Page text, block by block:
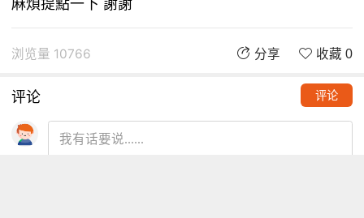
麻煩提點一下 謝謝
浏览量 10766 分享 收藏 0
评论 评论